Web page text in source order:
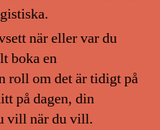
när eller var du
boka en
roll om det är tidigt på
på dagen, din
vill när du vill.